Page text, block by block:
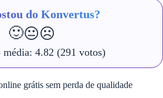
do Konvertus?
🙂😐☹️
média: 4.82 (291 votos)
grátis sem perda de qualidade